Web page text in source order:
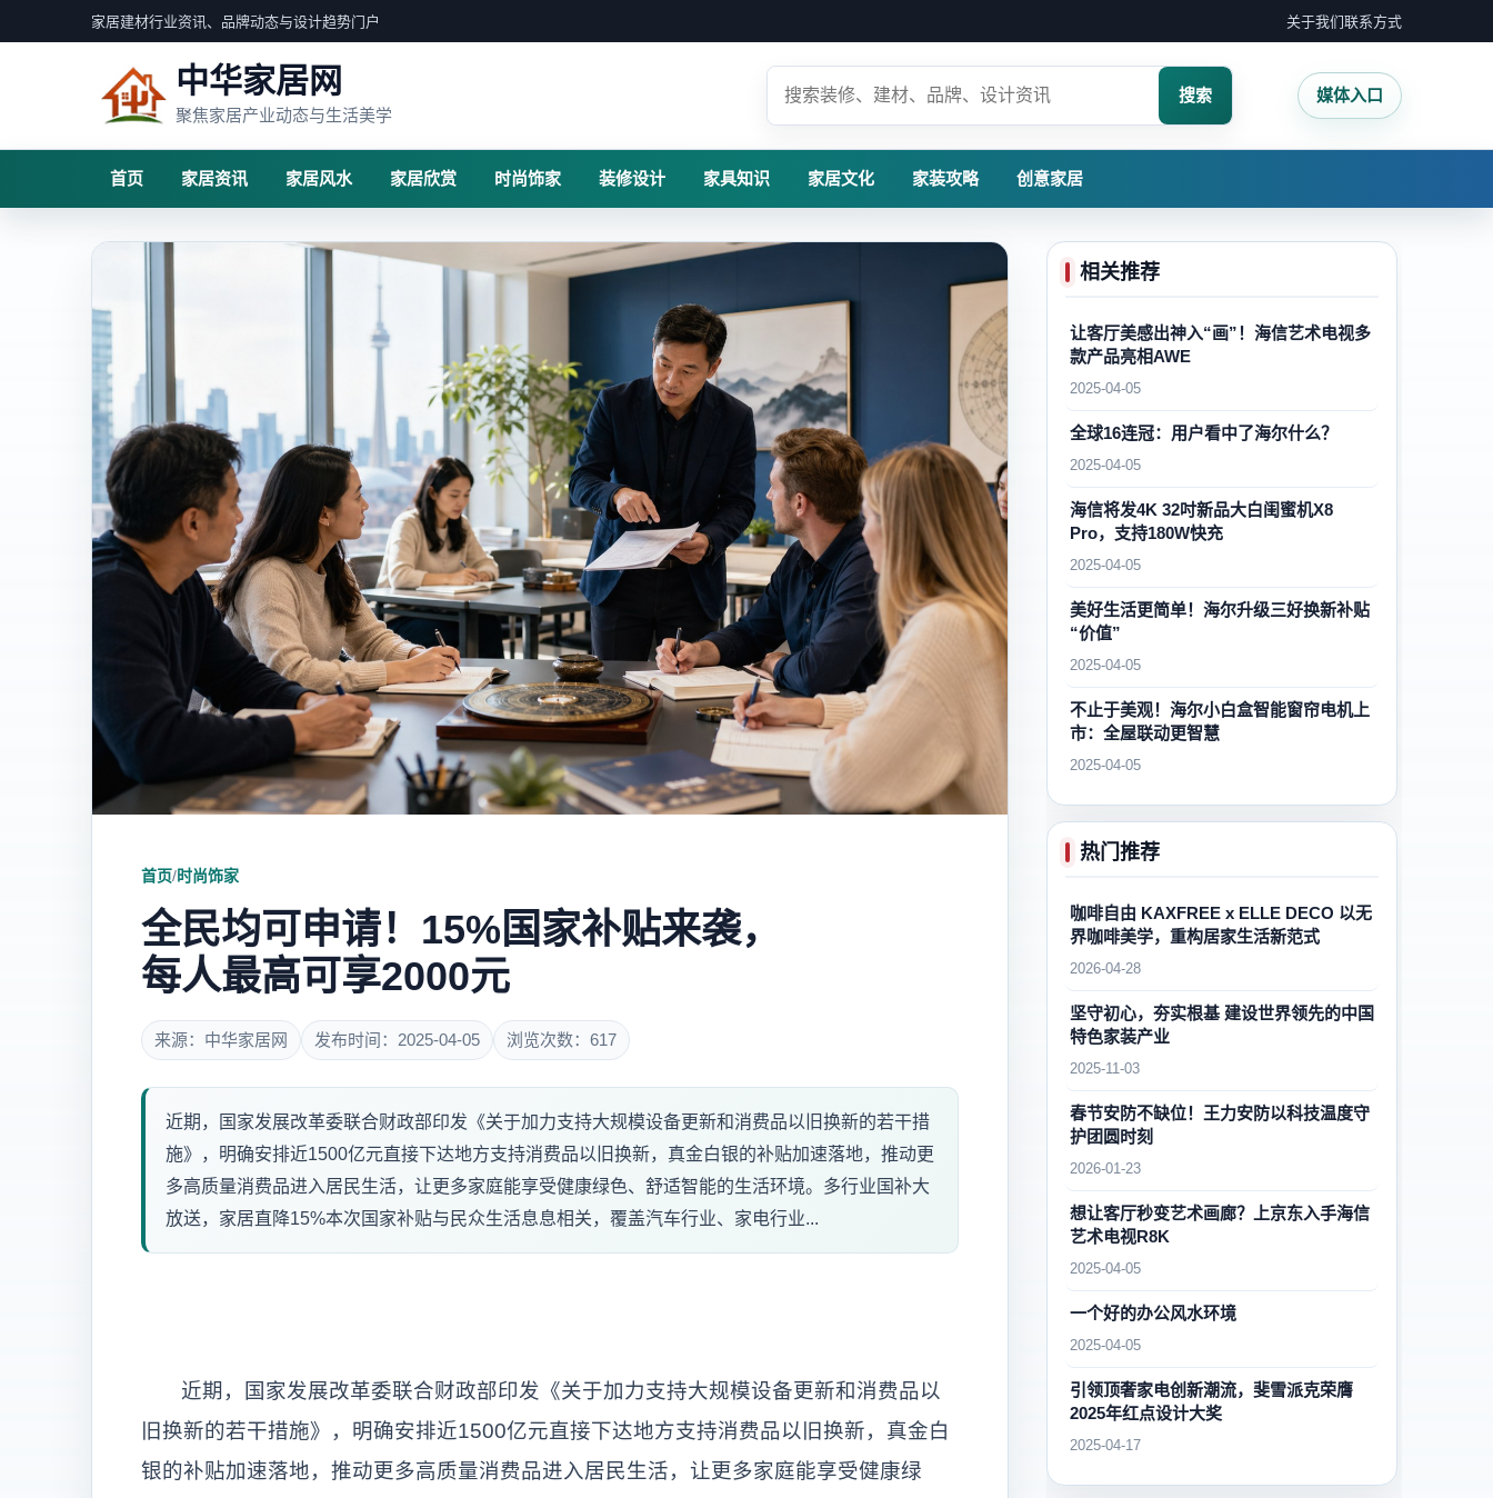
家居建材行业资讯、品牌动态与设计趋势门户 关于我们联系方式
中华家居网
聚焦家居产业动态与生活美学
搜索 媒体入口
首页 家居资讯 家居风水 家居欣赏 时尚饰家 装修设计 家具知识 家居文化 家装攻略 创意家居
首页/时尚饰家
全民均可申请！15%国家补贴来袭，
每人最高可享2000元
来源：中华家居网 发布时间：2025-04-05 浏览次数：617
近期，国家发展改革委联合财政部印发《关于加力支持大规模设备更新和消费品以旧换新的若干措
施》，明确安排近1500亿元直接下达地方支持消费品以旧换新，真金白银的补贴加速落地，推动更
多高质量消费品进入居民生活，让更多家庭能享受健康绿色、舒适智能的生活环境。多行业国补大
放送，家居直降15%本次国家补贴与民众生活息息相关，覆盖汽车行业、家电行业...
近期，国家发展改革委联合财政部印发《关于加力支持大规模设备更新和消费品以
旧换新的若干措施》，明确安排近1500亿元直接下达地方支持消费品以旧换新，真金白
银的补贴加速落地，推动更多高质量消费品进入居民生活，让更多家庭能享受健康绿
相关推荐
让客厅美感出神入“画”！海信艺术电视多
款产品亮相AWE
2025-04-05
全球16连冠：用户看中了海尔什么？
2025-04-05
海信将发4K 32吋新品大白闺蜜机X8
Pro，支持180W快充
2025-04-05
美好生活更简单！海尔升级三好换新补贴
“价值”
2025-04-05
不止于美观！海尔小白盒智能窗帘电机上
市：全屋联动更智慧
2025-04-05
热门推荐
咖啡自由 KAXFREE x ELLE DECO 以无
界咖啡美学，重构居家生活新范式
2026-04-28
坚守初心，夯实根基 建设世界领先的中国
特色家装产业
2025-11-03
春节安防不缺位！王力安防以科技温度守
护团圆时刻
2026-01-23
想让客厅秒变艺术画廊？上京东入手海信
艺术电视R8K
2025-04-05
一个好的办公风水环境
2025-04-05
引领顶奢家电创新潮流，斐雪派克荣膺
2025年红点设计大奖
2025-04-17